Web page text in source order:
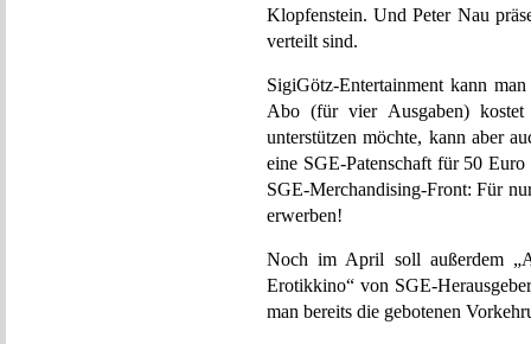
Klopfenstein. Und Peter Nau
verteilt sind.
SigiGötz-Entertainment kann
Abo (für vier Ausgaben)
unterstützen möchte, kann aber
eine SGE-Patenschaft für 50
SGE-Merchandising-Front: Für
erwerben!
Noch im April soll außerdem
Erotikkino“ von SGE-
man bereits die gebotenen